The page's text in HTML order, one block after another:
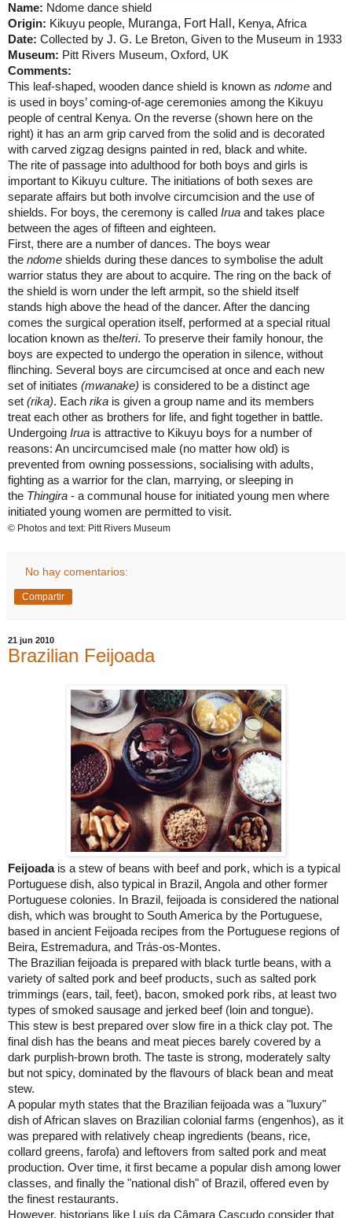
Name: Ndome dance shield
Origin: Kikuyu people, Muranga, Fort Hall , Kenya, Africa
Date: Collected by J. G. Le Breton, Given to the Museum in 1933
Museum: Pitt Rivers Museum, Oxford, UK
Comments:
This leaf-shaped, wooden dance shield is known as ndome and
is used in boys’ coming-of-age ceremonies among the Kikuyu
people of central Kenya. On the reverse (shown here on the
right) it has an arm grip carved from the solid and is decorated
with carved zigzag designs painted in red, black and white.
The rite of passage into adulthood for both boys and girls is
important to Kikuyu culture. The initiations of both sexes are
separate affairs but both involve circumcision and the use of
shields. For boys, the ceremony is called Irua and takes place
between the ages of fifteen and eighteen.
First, there are a number of dances. The boys wear
the ndome shields during these dances to symbolise the adult
warrior status they are about to acquire. The ring on the back of
the shield is worn under the left armpit, so the shield itself
stands high above the head of the dancer. After the dancing
comes the surgical operation itself, performed at a special ritual
location known as theIteri. To preserve their family honour, the
boys are expected to undergo the operation in silence, without
flinching. Several boys are circumcised at once and each new
set of initiates (mwanake) is considered to be a distinct age
set (rika). Each rika is given a group name and its members
treat each other as brothers for life, and fight together in battle.
Undergoing Irua is attractive to Kikuyu boys for a number of
reasons: An uncircumcised male (no matter how old) is
prevented from owning possessions, socialising with adults,
fighting as a warrior for the clan, marrying, or sleeping in
the Thingira - a communal house for initiated young men where
initiated young women are permitted to visit.
© Photos and text: Pitt Rivers Museum
No hay comentarios:
Compartir
21 jun 2010
Brazilian Feijoada
Feijoadais a stew of beans with beef and pork, which is a typical
Portuguese dish, also typical in Brazil , Angolaand other former
Portuguese colonies. In Brazil , feijoada is considered the national
dish, which was brought to South America by the Portuguese,
based in ancient Feijoada recipes from the Portuguese regions of
Beira, Estremadura, and Trás-os-Montes.
The Brazilian feijoada is prepared with black turtle beans, with a
variety of salted pork and beef products, such as salted pork
trimmings (ears, tail, feet), bacon, smoked pork ribs, at least two
types of smoked sausage and jerked beef (loin and tongue).
This stew is best prepared over slow fire in a thick clay pot. The
final dish has the beans and meat pieces barely covered by a
dark purplish-brown broth. The taste is strong, moderately salty
but not spicy, dominated by the flavours of black bean and meat
stew.
A popular myth states that the Brazilian feijoada was a "luxury"
dish of African slaves on Brazilian colonial farms (engenhos), as it
was prepared with relatively cheap ingredients (beans, rice,
collard greens, farofa) and leftovers from salted pork and meat
production. Over time, it first became a popular dish among lower
classes, and finally the "national dish" of Brazil , offered even by
the finest restaurants.
However, historians like Luís da Câmara Cascudo consider that